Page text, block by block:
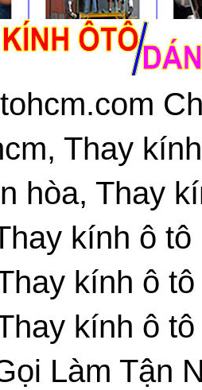
Thay
hòa, Thay
kính ô
kính ô
kính ô
Làm Tận